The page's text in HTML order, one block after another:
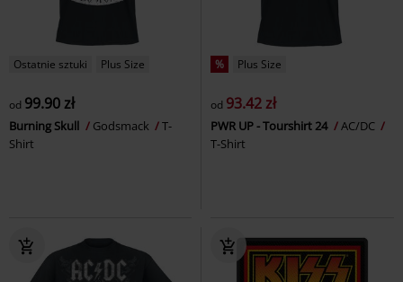
Ostatnie sztuki Plus Size
od 99.90 zł
Burning Skull Godsmack
T-
Shirt
% Plus Size
od 93.42 zł
PWR UP - Tourshirt 24
AC/DC
T-Shirt